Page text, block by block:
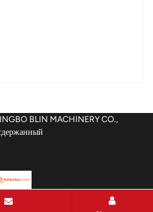
BLIN MACHINERY CO.,